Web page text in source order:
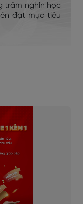
trăm nghìn học
đạt mục tiêu